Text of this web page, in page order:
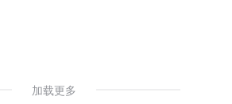
加载更多